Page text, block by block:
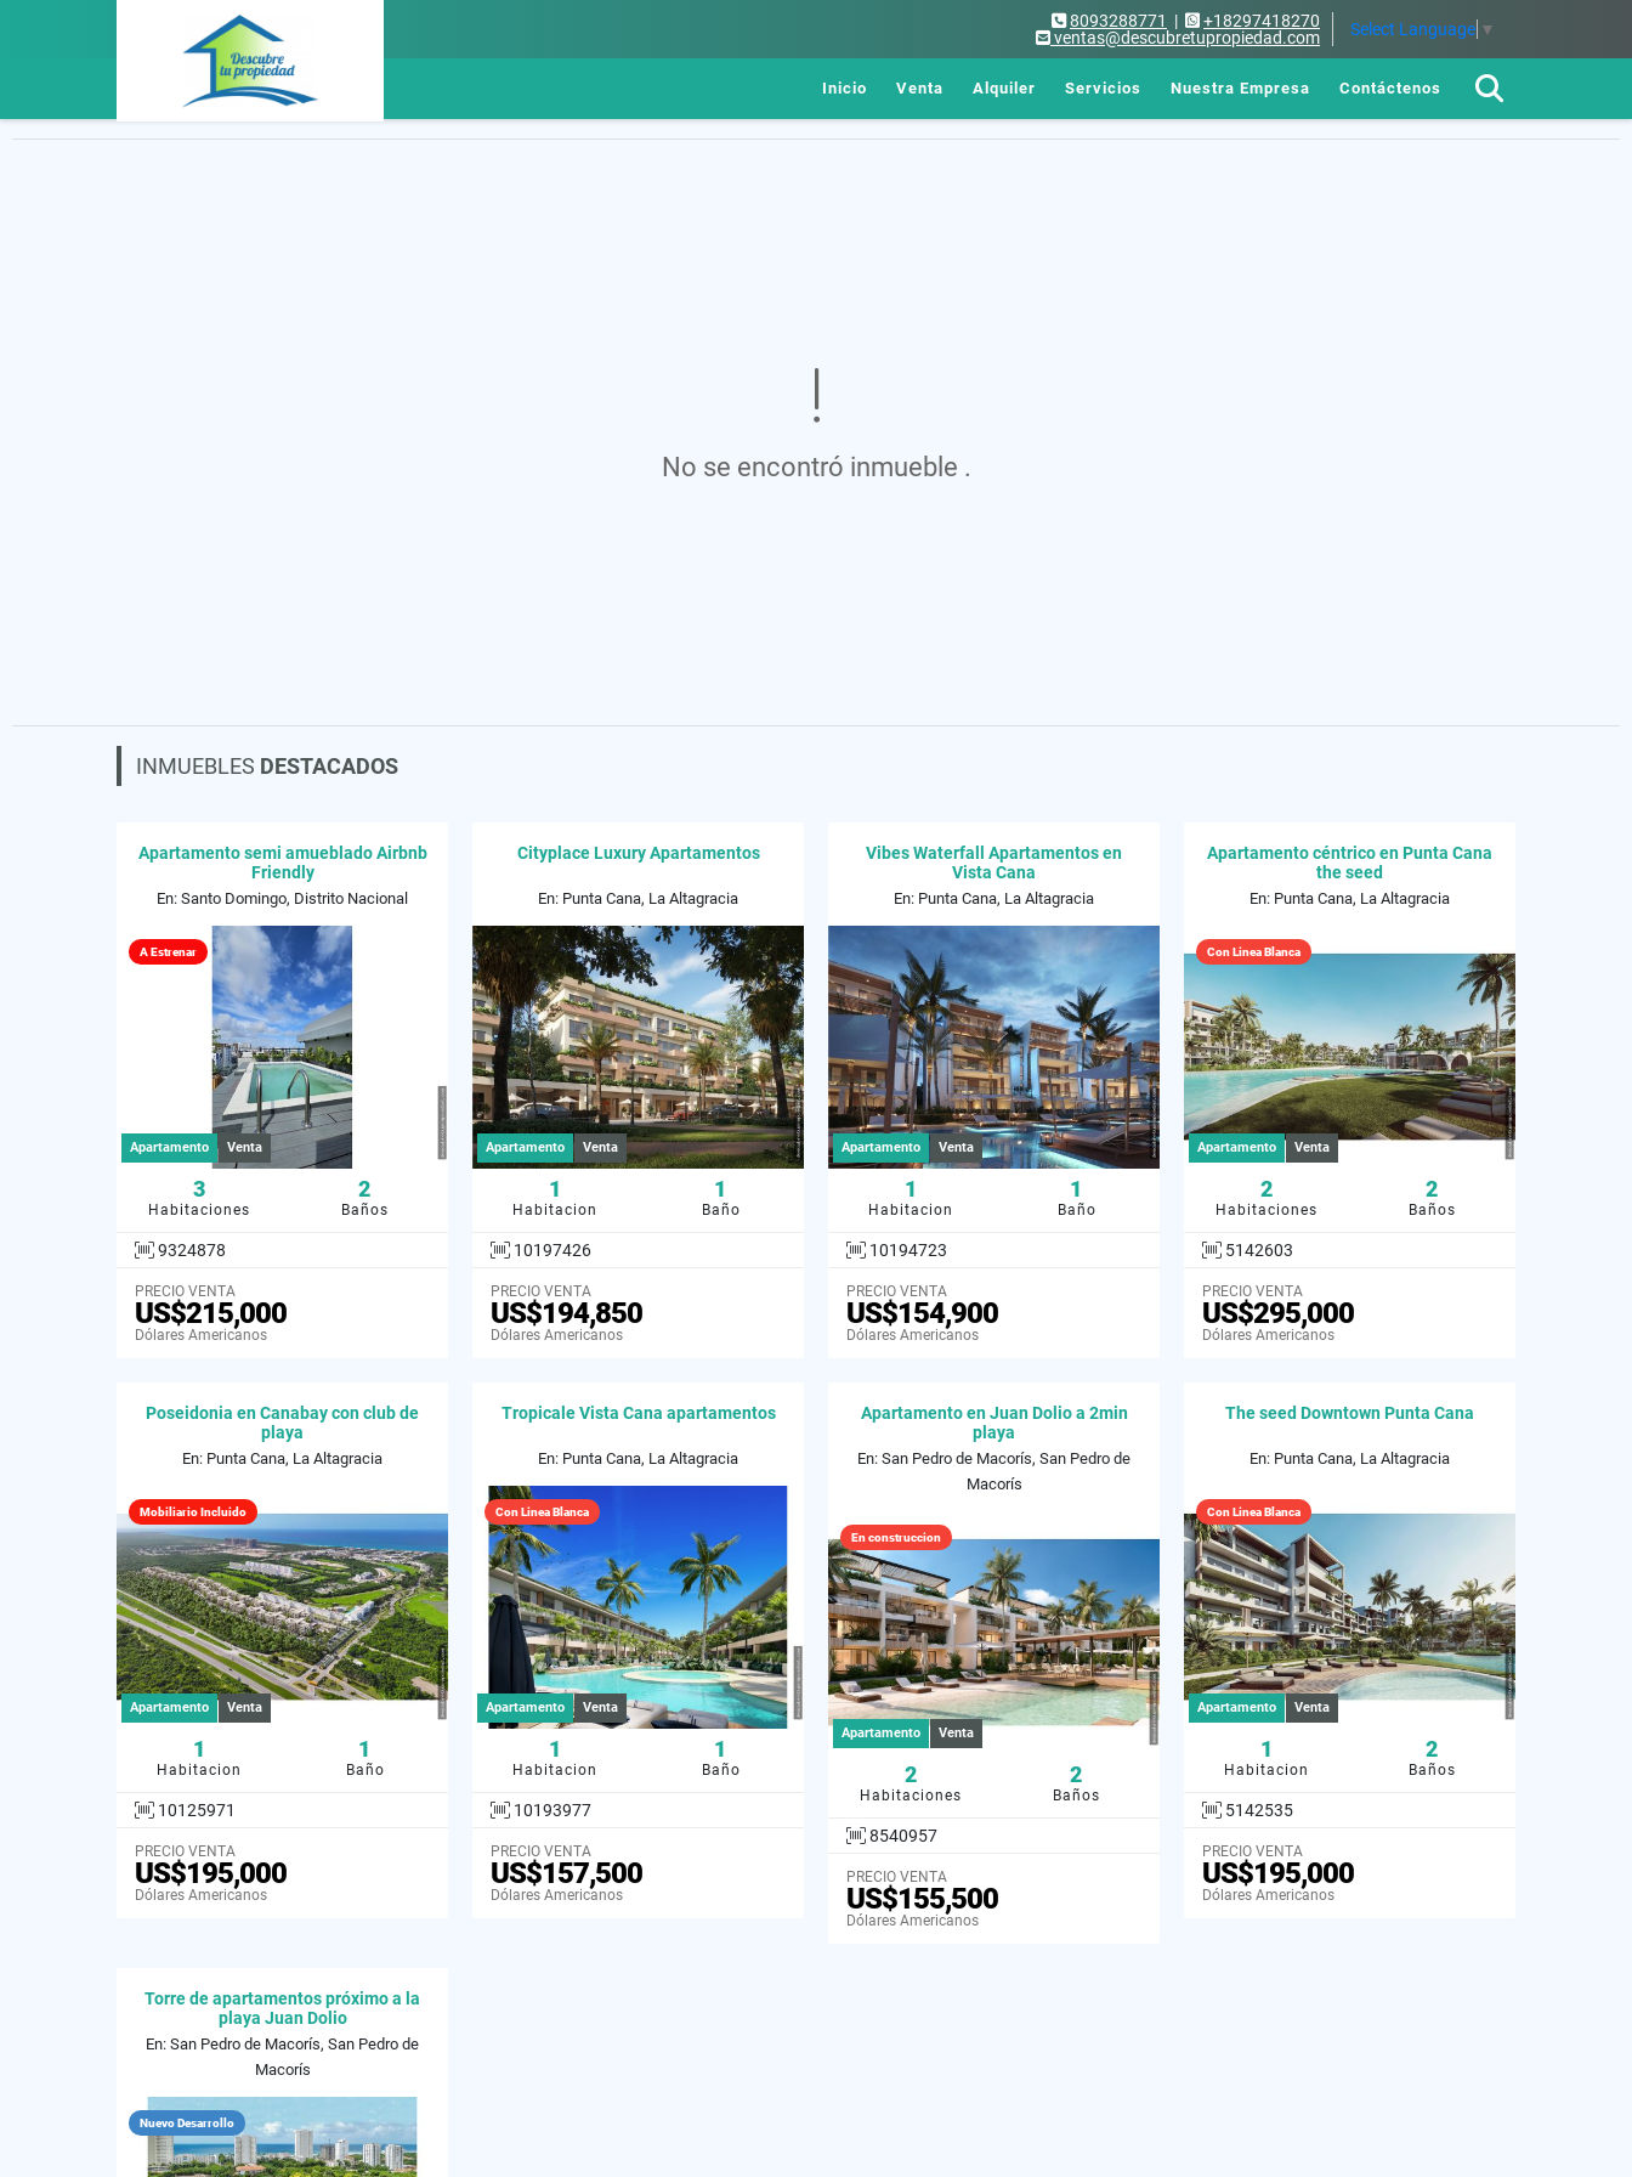
8093288771 |
+18297418270
ventas@descubretupropiedad.com
Select Language ▼
Inicio Venta Alquiler Servicios Nuestra Empresa Contáctenos
No se encontró inmueble .
INMUEBLES DESTACADOS
Apartamento semi amueblado Airbnb
Friendly
En: Santo Domingo, Distrito Nacional
A Estrenar
Apartamento Venta
3
Habitaciones
2
Baños
9324878
PRECIO VENTA
US$215,000
Dólares Americanos
Cityplace Luxury Apartamentos
En: Punta Cana, La Altagracia
Apartamento Venta
1
Habitacion
1
Baño
10197426
PRECIO VENTA
US$194,850
Dólares Americanos
Vibes Waterfall Apartamentos en
Vista Cana
En: Punta Cana, La Altagracia
Apartamento Venta
1
Habitacion
1
Baño
10194723
PRECIO VENTA
US$154,900
Dólares Americanos
Apartamento céntrico en Punta Cana
the seed
En: Punta Cana, La Altagracia
Con Linea Blanca
Apartamento Venta
2
Habitaciones
2
Baños
5142603
PRECIO VENTA
US$295,000
Dólares Americanos
Poseidonia en Canabay con club de
playa
En: Punta Cana, La Altagracia
Mobiliario Incluido
Apartamento Venta
1
Habitacion
1
Baño
10125971
PRECIO VENTA
US$195,000
Dólares Americanos
Tropicale Vista Cana apartamentos
En: Punta Cana, La Altagracia
Con Linea Blanca
Apartamento Venta
1
Habitacion
1
Baño
10193977
PRECIO VENTA
US$157,500
Dólares Americanos
Apartamento en Juan Dolio a 2min
playa
En: San Pedro de Macorís, San Pedro de
Macorís
En construccion
Apartamento Venta
2
Habitaciones
2
Baños
8540957
PRECIO VENTA
US$155,500
Dólares Americanos
The seed Downtown Punta Cana
En: Punta Cana, La Altagracia
Con Linea Blanca
Apartamento Venta
1
Habitacion
2
Baños
5142535
PRECIO VENTA
US$195,000
Dólares Americanos
Torre de apartamentos próximo a la
playa Juan Dolio
En: San Pedro de Macorís, San Pedro de
Macorís
Nuevo Desarrollo